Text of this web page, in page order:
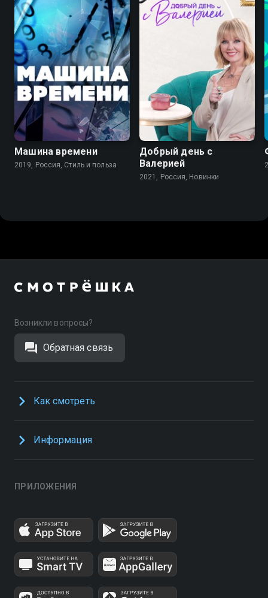
Машина времени
2019, Россия, Стиль и польза
Добрый день с
Валерией
2021, Россия, Новинки
Возникли вопросы?
Обратная связь
Как смотреть
Информация
ПРИЛОЖЕНИЯ